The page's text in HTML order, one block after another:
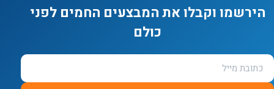
הירשמו וקבלו את המבצעים החמים לפני
כולם